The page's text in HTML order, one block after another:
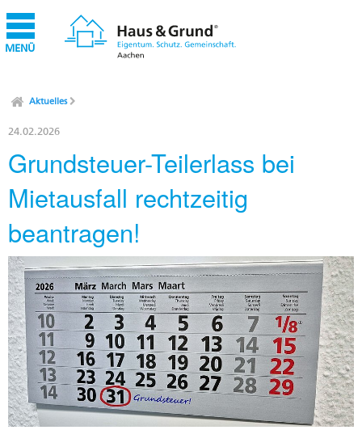
MENÜ
Aktuelles
24.02.2026
Grundsteuer-Teilerlass bei
Mietausfall rechtzeitig
beantragen!